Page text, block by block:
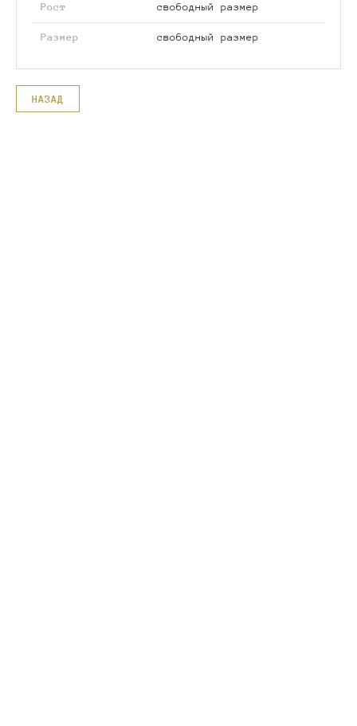
Рост свободный размер
Размер свободный размер
НАЗАД